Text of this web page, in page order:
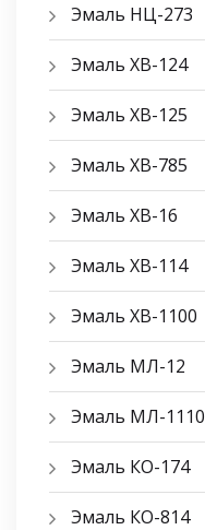
Эмаль НЦ-273
Эмаль ХВ-124
Эмаль ХВ-125
Эмаль ХВ-785
Эмаль ХВ-16
Эмаль ХВ-114
Эмаль ХВ-1100
Эмаль МЛ-12
Эмаль МЛ-1110
Эмаль КО-174
Эмаль КО-814